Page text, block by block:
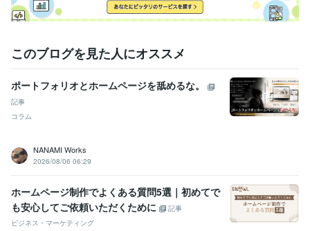
普通自動車第一種運転免許 取得年 : 2000年
日商簿記検定2級 取得年 : 2001年
計算実務能力検定 取得年 : 2002年
3級FP技能士 取得年 : 2012年
取得年 : 2016年
タロットカード士 取得年 : 2023年
Windows:27年HP制作、デザイン:6年ハンドメイド作家:7年
動画制作:3年ルノルマンカード:5年フォトディレクター:1年
このブログを見た人にオススメ
ポートフォリオとホームページを舐めるな。
記事
コラム
NANAMI Works
2026/08/06 06:29
ホームページ制作でよくある質問5選｜初めてで
も安心してご依頼いただくために
記事
ビジネス・マーケティング